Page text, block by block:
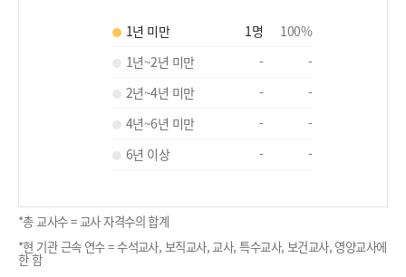
1년 미만 1명 100%
1년~2년 미만
-
-
2년~4년 미만
-
-
4년~6년 미만
-
-
6년 이상
- -
*총 교사수 = 교사 자격수의 합계
*현 기관 근속 연수 = 수석교사, 보직교사, 교사, 특수교사, 보건교사, 영양교사에
한 함